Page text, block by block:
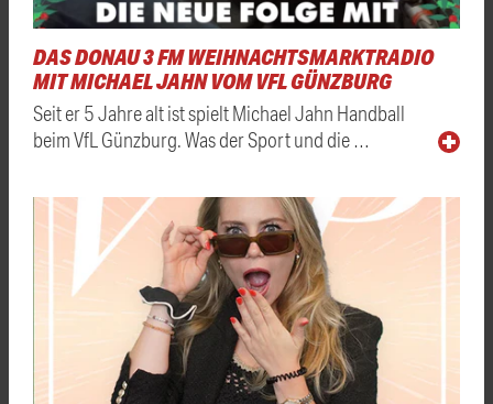
DAS DONAU 3 FM WEIHNACHTSMARKTRADIO
MIT MICHAEL JAHN VOM VFL GÜNZBURG
Seit er 5 Jahre alt ist spielt Michael Jahn Handball
beim VfL Günzburg. Was der Sport und die …